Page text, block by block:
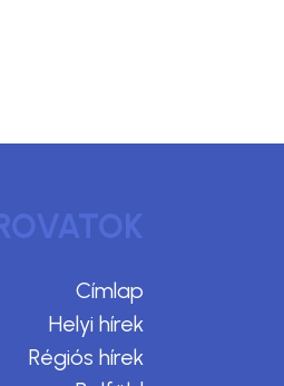
Címlap
Helyi hírek
Régiós hírek